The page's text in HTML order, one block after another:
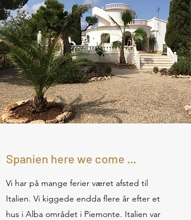
Spanien here we come ...
Vi har på mange ferier været afsted til
Italien. Vi kiggede endda flere år efter et
hus i Alba området i Piemonte. Italien var